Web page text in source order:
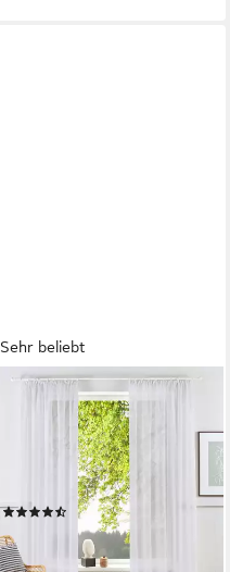
Sehr beliebt
OTTO HOME
Gardine XANA (1 St),
Kräuselband, transparent,
Voile, Bestseller, einfarbig, 1
bzw. 2 Schals, pflegeleicht,
Beststeller!(1638)
ab 8,99 € UVP11,99 €
-25%